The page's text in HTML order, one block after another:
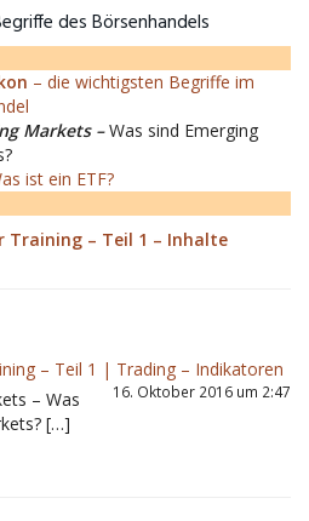
des Börsenhandels
– die wichtigsten Begriffe im
Markets –Was sind Emerging
ist ein ETF?
Training – Teil 1 – Inhalte
– Teil 1 | Trading – Indikatoren
16. Oktober 2016 um 2:47
– Was
[…]